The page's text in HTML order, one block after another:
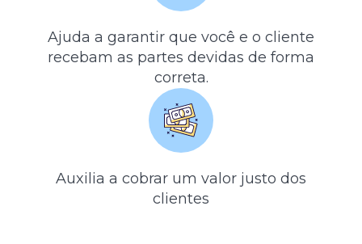
Ajuda a garantir que você e o cliente
recebam as partes devidas de forma
correta.
Auxilia a cobrar um valor justo dos
clientes